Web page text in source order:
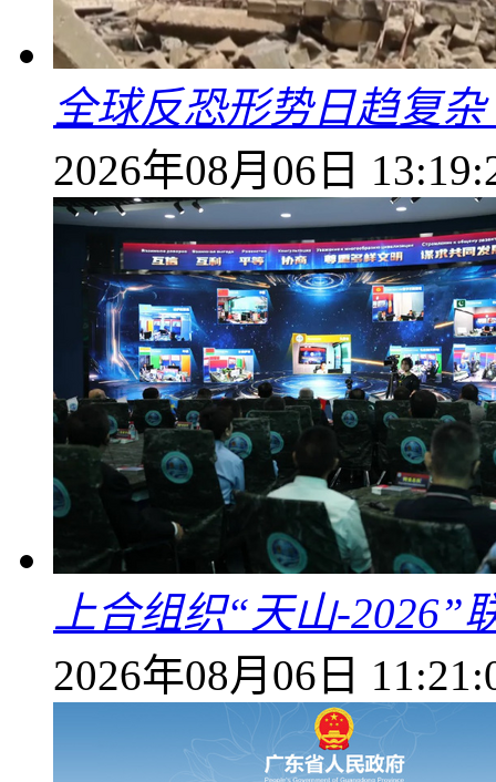
全球反恐形势日趋复
2026年08月06日
上合组织“天山-2026”
2026年08月06日